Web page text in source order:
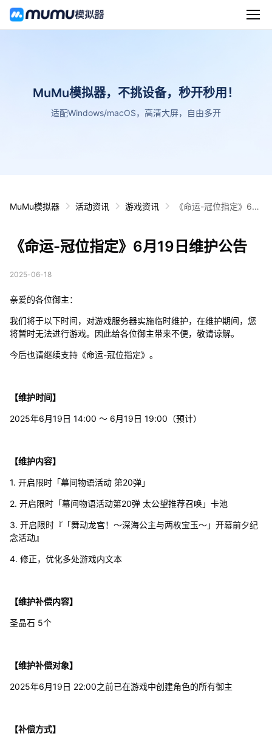
MuMu模拟器，不挑设备，秒开秒用！
适配Windows/macOS，高清大屏，自由多开
MuMu模拟器 活动资讯 游戏资讯
《命运-冠位指定》6月
《命运-冠位指定》6月19日维护公告
2025-06-18
亲爱的各位御主：
我们将于以下时间，对游戏服务器实施临时维护，在维护期间，您
将暂时无法进行游戏。因此给各位御主带来不便，敬请谅解。
今后也请继续支持《命运-冠位指定》。
【维护时间】
2025年6月19日 14:00 ～ 6月19日 19:00（预计）
【维护内容】
1. 开启限时「幕间物语活动 第20弹」
2. 开启限时「幕间物语活动第20弹 太公望推荐召唤」卡池
3. 开启限时『「舞动龙宫！～深海公主与两枚宝玉～」开幕前夕纪
念活动』
4. 修正，优化多处游戏内文本
【维护补偿内容】
圣晶石 5个
【维护补偿对象】
2025年6月19日 22:00之前已在游戏中创建角色的所有御主
【补偿方式】